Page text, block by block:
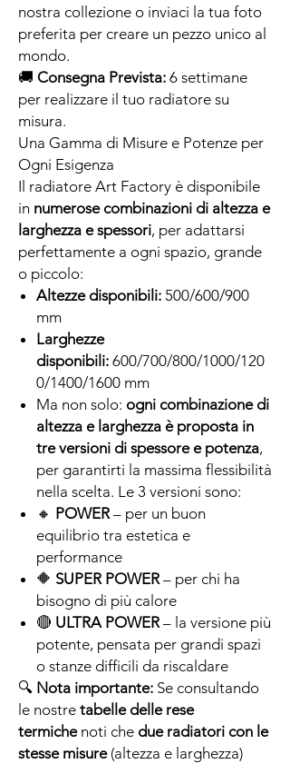
nostra collezione o inviaci la tua foto
preferita per creare un pezzo unico al
mondo.
🚚 Consegna Prevista: 6 settimane
per realizzare il tuo radiatore su
misura.
Una Gamma di Misure e Potenze per
Ogni Esigenza
Il radiatore Art Factory è disponibile
in numerose combinazioni di altezza e
larghezza e spessori, per adattarsi
perfettamente a ogni spazio, grande
o piccolo:
Altezze disponibili: 500/600/900
mm
Larghezze
disponibili: 600/700/800/1000/120
0/1400/1600 mm
Ma non solo: ogni combinazione di
altezza e larghezza è proposta in
tre versioni di spessore e potenza,
per garantirti la massima flessibilità
nella scelta. Le 3 versioni sono:
🔸 POWER – per un buon
equilibrio tra estetica e
performance
🔶 SUPER POWER – per chi ha
bisogno di più calore
🔴 ULTRA POWER – la versione più
potente, pensata per grandi spazi
o stanze difficili da riscaldare
🔍 Nota importante: Se consultando
le nostre tabelle delle rese
termiche noti che due radiatori con le
stesse misure (altezza e larghezza)